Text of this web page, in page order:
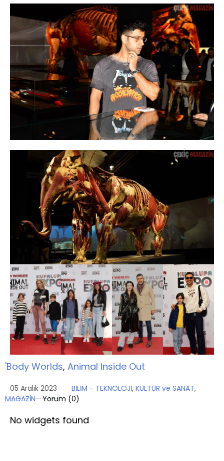
'Body Worlds, Animal Inside Out
05 Aralık 2023 BİLİM - TEKNOLOJİ, KÜLTÜR ve SANAT,
MAGAZİN
Yorum (0)
No widgets found